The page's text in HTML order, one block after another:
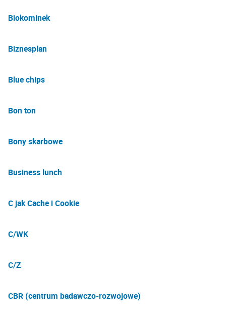
Biokominek
Biznesplan
Blue chips
Bon ton
Bony skarbowe
Business lunch
C jak Cache i Cookie
C/WK
C/Z
CBR (centrum badawczo-rozwojowe)